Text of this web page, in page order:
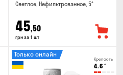
Светлое, Нефильтрованное, 5°
45,50
грн за 1 шт
Крепость
4.6 °
Только онлайн